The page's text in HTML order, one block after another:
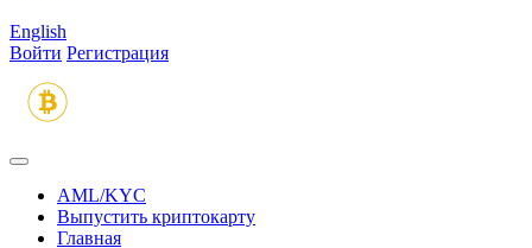
English
Войти Регистрация
AML/KYC
Выпустить криптокарту
Главная